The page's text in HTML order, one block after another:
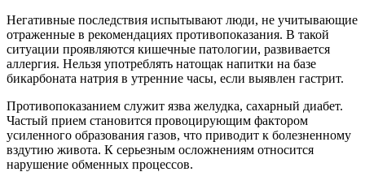
Негативные последствия испытывают люди, не учитывающие
отраженные в рекомендациях противопоказания. В такой
ситуации проявляются кишечные патологии, развивается
аллергия. Нельзя употреблять натощак напитки на базе
бикарбоната натрия в утренние часы, если выявлен гастрит.
Противопоказанием служит язва желудка, сахарный диабет.
Частый прием становится провоцирующим фактором
усиленного образования газов, что приводит к болезненному
вздутию живота. К серьезным осложнениям относится
нарушение обменных процессов.